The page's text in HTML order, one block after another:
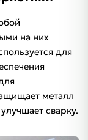
на них
для
металл
сварку.